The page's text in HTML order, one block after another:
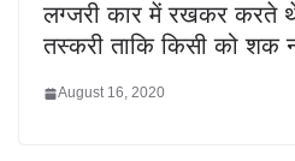
लग्जरी कार में रखकर करते
तस्करी ताकि किसी को शक न
August 16, 2020